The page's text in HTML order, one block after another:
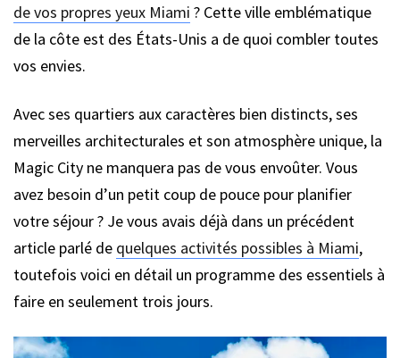
de vos propres yeux Miami ? Cette ville emblématique
de la côte est des États-Unis a de quoi combler toutes
vos envies.
Avec ses quartiers aux caractères bien distincts, ses
merveilles architecturales et son atmosphère unique, la
Magic City ne manquera pas de vous envoûter. Vous
avez besoin d’un petit coup de pouce pour planifier
votre séjour ? Je vous avais déjà dans un précédent
article parlé de quelques activités possibles à Miami,
toutefois voici en détail un programme des essentiels à
faire en seulement trois jours.